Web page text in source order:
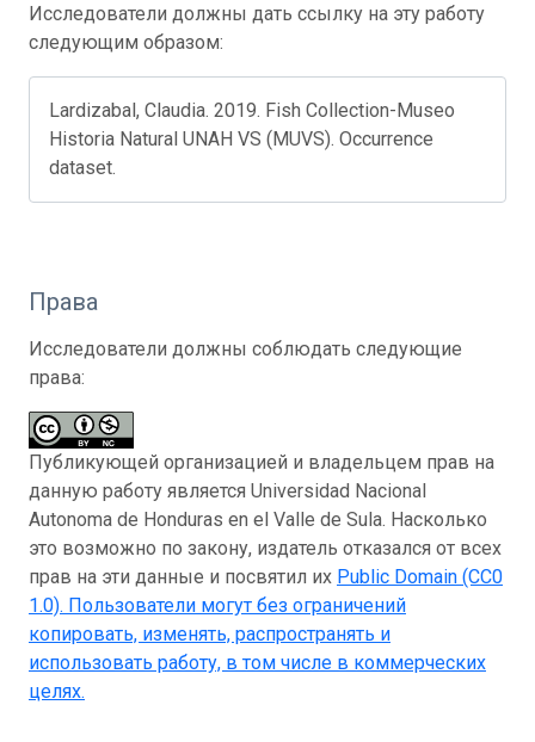
Исследователи должны дать ссылку на эту работу
следующим образом:
Lardizabal, Claudia. 2019. Fish Collection-Museo
Historia Natural UNAH VS (MUVS). Occurrence
dataset.
Права
Исследователи должны соблюдать следующие
права:
Публикующей организацией и владельцем прав на
данную работу является Universidad Nacional
Autonoma de Honduras en el Valle de Sula. Насколько
это возможно по закону, издатель отказался от всех
прав на эти данные и посвятил их Public Domain (CC0
1.0). Пользователи могут без ограничений
копировать, изменять, распространять и
использовать работу, в том числе в коммерческих
целях.